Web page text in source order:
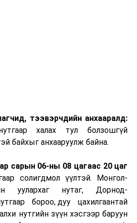
тээвэрчдийн анхааралд:
халах тул болзошгүй
байхыг анхааруулж байна.
сарын 06-ны 08 цагаас 20 цаг
солигдмол үүлтэй. Монгол-
уулархаг нутаг, Дорнод-
бороо, дуу цахилгаантай
нутгийн зүүн хэсгээр баруун